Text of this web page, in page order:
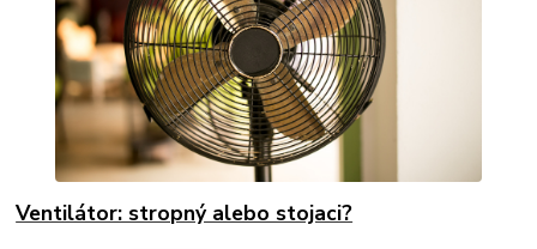
Ventilátor: stropný alebo stojaci?